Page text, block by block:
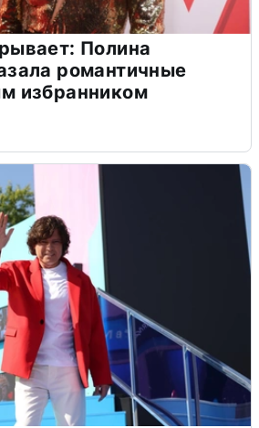
Полина
романтичные
избранником